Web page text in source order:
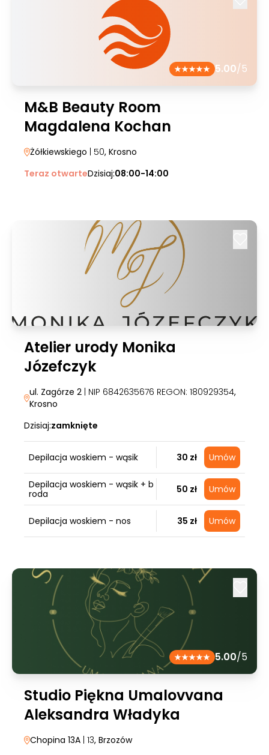
5.00/5
M&B Beauty Room
Magdalena Kochan
Żółkiewskiego | 50, Krosno
Teraz otwarteDzisiaj:08:00-14:00
Atelier urody Monika
Józefczyk
ul. Zagórze 2 | NIP 6842635676 REGON: 180929354,
Krosno
Dzisiaj:zamknięte
Depilacja woskiem - wąsik 30 zł Umów
Depilacja woskiem - wąsik + b
roda
50 zł Umów
Depilacja woskiem - nos 35 zł Umów
5.00/5
Studio Piękna Umalovvana
Aleksandra Władyka
Chopina 13A | 13, Brzozów